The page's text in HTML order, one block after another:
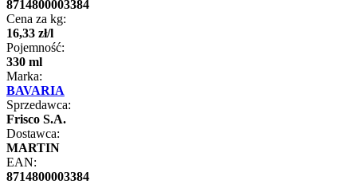
8714800003384
Cena za kg:
16,33 zł/l
Pojemność:
330 ml
Marka:
BAVARIA
Sprzedawca:
Frisco S.A.
Dostawca:
MARTIN
EAN:
8714800003384